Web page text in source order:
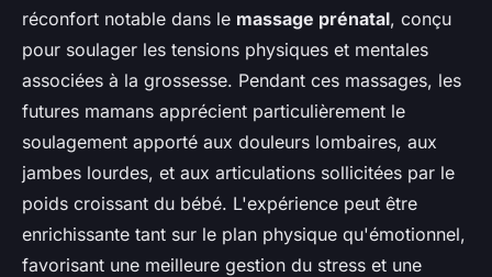
réconfort notable dans le massage prénatal, conçu
pour soulager les tensions physiques et mentales
associées à la grossesse. Pendant ces massages, les
futures mamans apprécient particulièrement le
soulagement apporté aux douleurs lombaires, aux
jambes lourdes, et aux articulations sollicitées par le
poids croissant du bébé. L'expérience peut être
enrichissante tant sur le plan physique qu'émotionnel,
favorisant une meilleure gestion du stress et une